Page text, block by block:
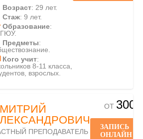
Возраст: 29 лет.
Стаж: 9 лет.
Образование:
Предметы:
Кого учит:
8-11 класса,
взрослых.
ПРЕПОДАВАТЕЛЬ
ОТ 300
ЗАПИСЬ
ОНЛАЙН